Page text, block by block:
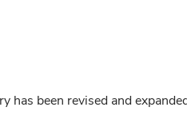
been revised and